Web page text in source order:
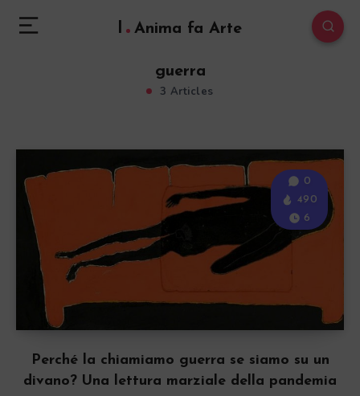
l Anima fa Arte
guerra
3 Articles
Perché la chiamiamo guerra se siamo su un
divano? Una lettura marziale della pandemia
0
490
6